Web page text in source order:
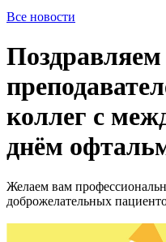
Все новости
коллег с
днём
Желаем вам
доброжелательных